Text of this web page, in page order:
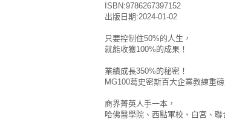
ISBN:9786267397152
出版日期:2024-01-02
只要控制住50%的人生，
就能收獲100%的成果！
業績成長350%的秘密！
MG100葛史密斯百大企業教練重磅
商界菁英人手一本，
哈佛醫學院、西點軍校、白宮、聯